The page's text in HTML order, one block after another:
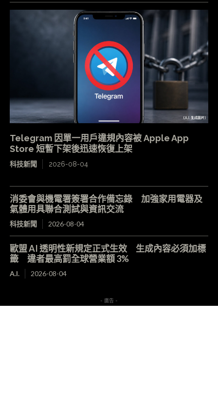
Telegram 因單一用戶違規內容被 Apple App
Store 短暫下架後迅速恢復上架
科技新聞 2026-08-04
消委會與機電署簽署合作備忘錄 加強家用電器及
氣體用具聯合測試與資訊交流
科技新聞 2026-08-04
歐盟 AI 透明性新規定正式生效 生成內容必須加標
籤 違者最高罰全球營業額 3%
A.I. 2026-08-04
- 廣告 -